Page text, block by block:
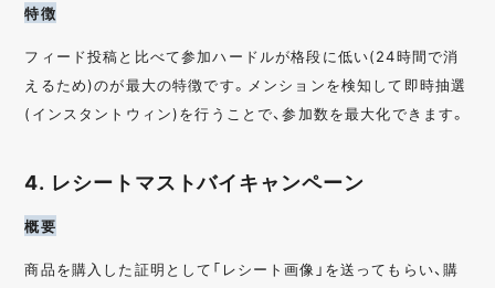
特徴
フィード投稿と比べて参加ハードルが格段に低い(24時間で消
えるため)のが最大の特徴です。メンションを検知して即時抽選
(インスタントウィン)を行うことで、参加数を最大化できます。
4. レシートマストバイキャンペーン
概要
商品を購入した証明として「レシート画像」を送ってもらい、購